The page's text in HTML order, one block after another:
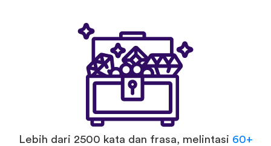
Lebih dari 2500 kata dan frasa, melintasi 60+